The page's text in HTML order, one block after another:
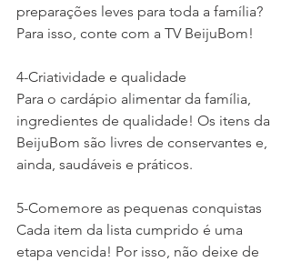
preparações leves para toda a família?
Para isso, conte com a TV BeijuBom!
4-Criatividade e qualidade
Para o cardápio alimentar da família,
ingredientes de qualidade! Os itens da
BeijuBom são livres de conservantes e,
ainda, saudáveis e práticos.
5-Comemore as pequenas conquistas
Cada item da lista cumprido é uma
etapa vencida! Por isso, não deixe de